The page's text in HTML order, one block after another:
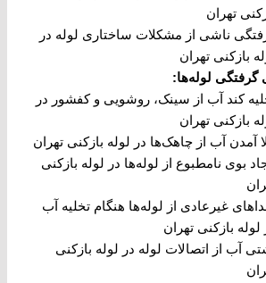
تهران
ناشی از مشکلات ساختاری لوله در
بازکنی تهران
گرفتگی لوله‌ها:
کند آب از سینک، روشویی و کفشور در
بازکنی تهران
آمدن آب از چاهک‌ها در لوله بازکنی تهران
بوی نامطبوع از لوله‌ها در لوله بازکنی
غیرعادی از لوله‌ها هنگام تخلیه آب
لوله بازکنی تهران
آب از اتصالات لوله در لوله بازکنی